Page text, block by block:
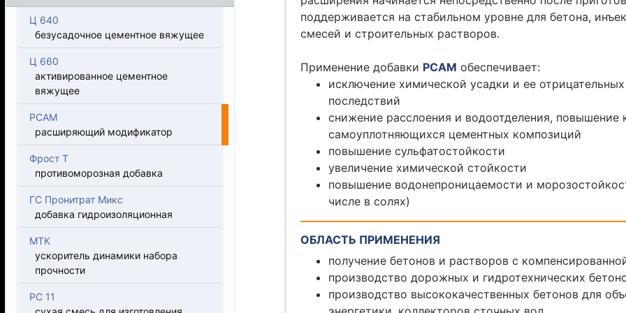
Ц 640
безусадочное цементное вяжущее
Ц 660
активированное цементное
вяжущее
РСАМ
расширяющий модификатор
Фрост Т
противоморозная добавка
ГС Пронитрат Микс
добавка гидроизоляционная
МТК
ускоритель динамики набора
прочности
РС 11
поддерживается на стабильном уровне для бетона,
смесей и строительных растворов.
Применение добавки РСАМ обеспечивает:
исключение химической усадки и ее отрицательных
последствий
снижение расслоения и водоотделения, повышение
самоуплотняющихся цементных композиций
повышение сульфатостойкости
увеличение химической стойкости
повышение водонепроницаемости и
числе в солях)
ОБЛАСТЬ ПРИМЕНЕНИЯ
получение бетонов и растворов с
производство дорожных и гидротехнических
производство высококачественных бетонов для